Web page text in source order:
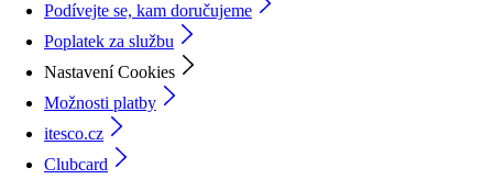
Podívejte se, kam doručujeme
Poplatek za službu
Nastavení Cookies
Možnosti platby
itesco.cz
Clubcard